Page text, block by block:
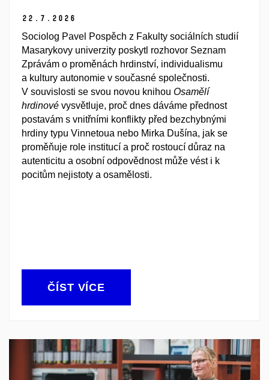
22. 7. 2026
Sociolog Pavel Pospěch z Fakulty sociálních studií
Masarykovy univerzity poskytl rozhovor Seznam
Zprávám o proměnách hrdinství, individualismu
a kultury autonomie v současné společnosti.
V souvislosti se svou novou knihou Osamělí
hrdinové vysvětluje, proč dnes dáváme přednost
postavám s vnitřními konflikty před bezchybnými
hrdiny typu Vinnetoua nebo Mirka Dušína, jak se
proměňuje role institucí a proč rostoucí důraz na
autenticitu a osobní odpovědnost může vést i k
pocitům nejistoty a osamělosti.
ČÍST VÍCE